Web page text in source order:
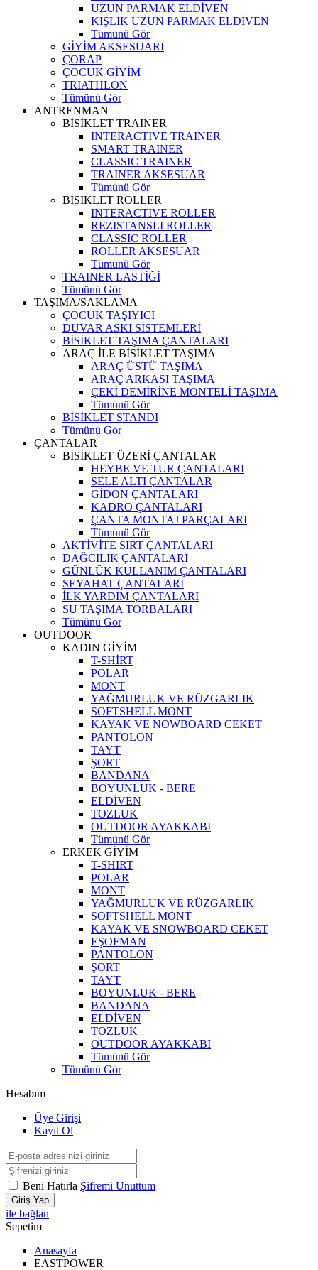
UZUN PARMAK ELDİVEN
KIŞLIK UZUN PARMAK ELDİVEN
Tümünü Gör
GİYİM AKSESUARI
ÇORAP
ÇOCUK GİYİM
TRIATHLON
Tümünü Gör
ANTRENMAN
BİSİKLET TRAINER
INTERACTIVE TRAINER
SMART TRAINER
CLASSIC TRAINER
TRAINER AKSESUAR
Tümünü Gör
BİSİKLET ROLLER
INTERACTIVE ROLLER
REZISTANSLI ROLLER
CLASSIC ROLLER
ROLLER AKSESUAR
Tümünü Gör
TRAINER LASTİĞİ
Tümünü Gör
TAŞIMA/SAKLAMA
ÇOCUK TAŞIYICI
DUVAR ASKI SİSTEMLERİ
BİSİKLET TAŞIMA ÇANTALARI
ARAÇ İLE BİSİKLET TAŞIMA
ARAÇ ÜSTÜ TAŞIMA
ARAÇ ARKASI TAŞIMA
ÇEKİ DEMİRİNE MONTELİ TAŞIMA
Tümünü Gör
BİSİKLET STANDI
Tümünü Gör
ÇANTALAR
BİSİKLET ÜZERİ ÇANTALAR
HEYBE VE TUR ÇANTALARI
SELE ALTI ÇANTALAR
GİDON ÇANTALARI
KADRO ÇANTALARI
ÇANTA MONTAJ PARÇALARI
Tümünü Gör
AKTİVİTE SIRT ÇANTALARI
DAĞCILIK ÇANTALARI
GÜNLÜK KULLANIM ÇANTALARI
SEYAHAT ÇANTALARI
İLK YARDIM ÇANTALARI
SU TAŞIMA TORBALARI
Tümünü Gör
OUTDOOR
KADIN GİYİM
T-SHİRT
POLAR
MONT
YAĞMURLUK VE RÜZGARLIK
SOFTSHELL MONT
KAYAK VE NOWBOARD CEKET
PANTOLON
TAYT
ŞORT
BANDANA
BOYUNLUK - BERE
ELDİVEN
TOZLUK
OUTDOOR AYAKKABI
Tümünü Gör
ERKEK GİYİM
T-SHIRT
POLAR
MONT
YAĞMURLUK VE RÜZGARLIK
SOFTSHELL MONT
KAYAK VE SNOWBOARD CEKET
EŞOFMAN
PANTOLON
ŞORT
TAYT
BOYUNLUK - BERE
BANDANA
ELDİVEN
TOZLUK
OUTDOOR AYAKKABI
Tümünü Gör
Tümünü Gör
Hesabım
Üye Girişi
Kayıt Ol
Beni Hatırla Şifremi Unuttum
Giriş Yap
ile bağlan
Sepetim
Anasayfa
EASTPOWER